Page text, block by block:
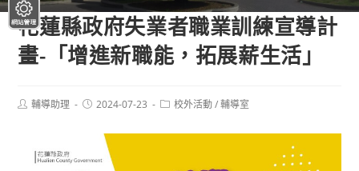
花蓮縣政府失業者職業訓練宣導計
畫-「增進新職能，拓展薪生活」
Post輔導助理
Post2024-07-23
Post校外活動 / 輔導室